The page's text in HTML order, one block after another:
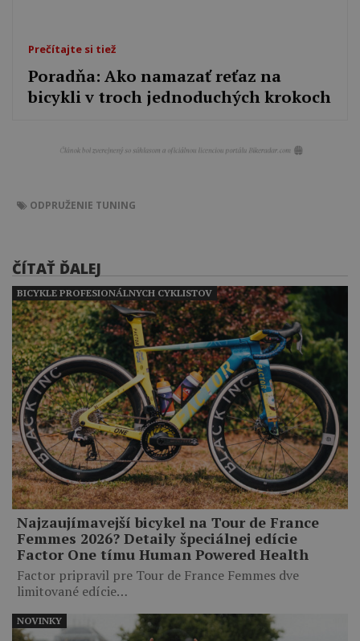
Prečítajte si tiež
Poradňa: Ako namazať reťaz na
bicykli v troch jednoduchých krokoch
ODPRUŽENIE TUNING
ČÍTAŤ ĎALEJ
Najzaujímavejší bicykel na Tour de France
Femmes 2026? Detaily špeciálnej edície
Factor One tímu Human Powered Health
Factor pripravil pre Tour de France Femmes dve
limitované edície…
BICYKLE PROFESIONÁLNYCH CYKLISTOV
NOVINKY